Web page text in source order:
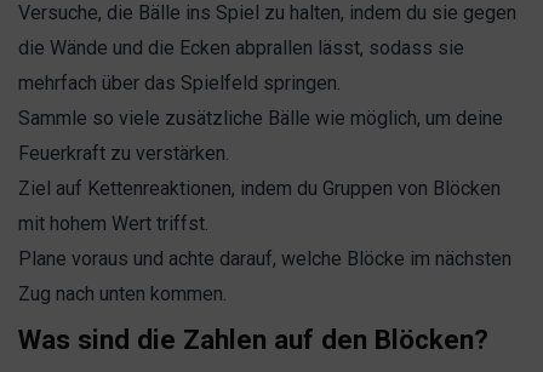
Versuche, die Bälle ins Spiel zu halten, indem du sie gegen
die Wände und die Ecken abprallen lässt, sodass sie
mehrfach über das Spielfeld springen.
Sammle so viele zusätzliche Bälle wie möglich, um deine
Feuerkraft zu verstärken.
Ziel auf Kettenreaktionen, indem du Gruppen von Blöcken
mit hohem Wert triffst.
Plane voraus und achte darauf, welche Blöcke im nächsten
Zug nach unten kommen.
Was sind die Zahlen auf den Blöcken?